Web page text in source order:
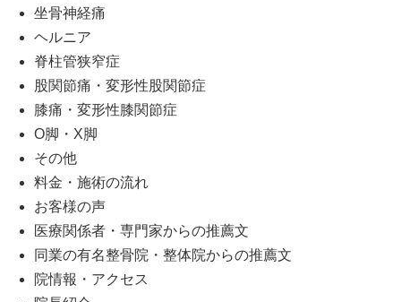
坐骨神経痛
ヘルニア
脊柱管狭窄症
股関節痛・変形性股関節症
膝痛・変形性膝関節症
O脚・X脚
その他
料金・施術の流れ
お客様の声
医療関係者・専門家からの推薦文
同業の有名整骨院・整体院からの推薦文
院情報・アクセス